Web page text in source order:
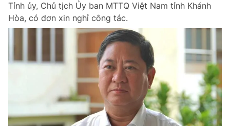
Tỉnh ủy, Chủ tịch Ủy ban MTTQ Việt Nam tỉnh Khánh
Hòa, có đơn xin nghỉ công tác.